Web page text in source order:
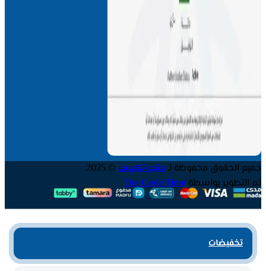
جميع الحقوق محفوظة لـمتجر تكييف © 2025.
تم التطوير بواسطةThe Code Time
.
تخفيضات